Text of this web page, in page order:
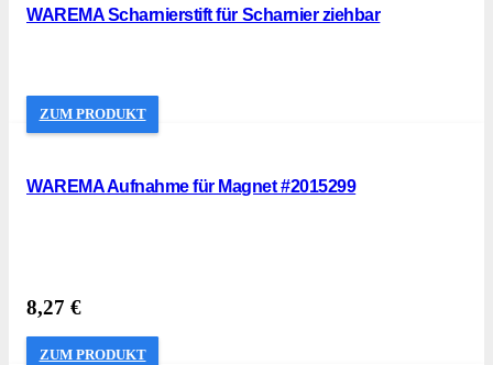
WAREMA Scharnierstift für Scharnier ziehbar
ZUM PRODUKT
WAREMA Aufnahme für Magnet #2015299
8,27 €
ZUM PRODUKT